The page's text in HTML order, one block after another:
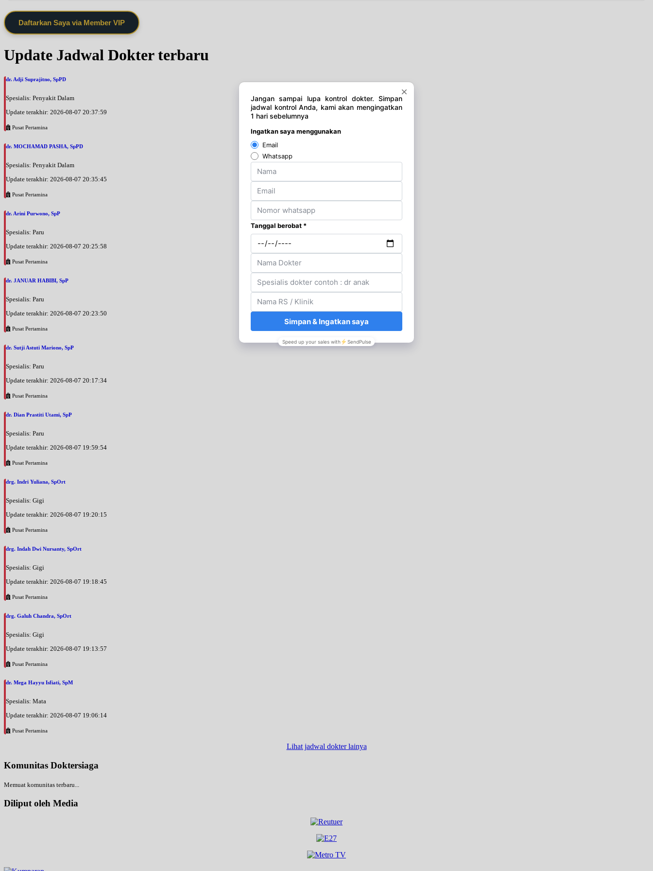
Daftarkan Saya via Member VIP
Update Jadwal Dokter terbaru
dr. Adji Suprajitno, SpPD
Spesialis: Penyakit Dalam
Update terakhir: 2026-08-07 20:37:59
Pusat Pertamina
dr. MOCHAMAD PASHA, SpPD
Spesialis: Penyakit Dalam
Update terakhir: 2026-08-07 20:35:45
Pusat Pertamina
dr. Arini Purwono, SpP
Spesialis: Paru
Update terakhir: 2026-08-07 20:25:58
Pusat Pertamina
dr. JANUAR HABIBI, SpP
Spesialis: Paru
Update terakhir: 2026-08-07 20:23:50
Pusat Pertamina
dr. Sutji Astuti Mariono, SpP
Spesialis: Paru
Update terakhir: 2026-08-07 20:17:34
Pusat Pertamina
dr. Dian Prastiti Utami, SpP
Spesialis: Paru
Update terakhir: 2026-08-07 19:59:54
Pusat Pertamina
drg. Indri Yuliana, SpOrt
Spesialis: Gigi
Update terakhir: 2026-08-07 19:20:15
Pusat Pertamina
drg. Indah Dwi Nursanty, SpOrt
Spesialis: Gigi
Update terakhir: 2026-08-07 19:18:45
Pusat Pertamina
drg. Galuh Chandra, SpOrt
Spesialis: Gigi
Update terakhir: 2026-08-07 19:13:57
Pusat Pertamina
dr. Mega Hayyu Isfiati, SpM
Spesialis: Mata
Update terakhir: 2026-08-07 19:06:14
Pusat Pertamina
Lihat jadwal dokter lainya
Komunitas Doktersiaga
Memuat komunitas terbaru...
Diliput oleh Media